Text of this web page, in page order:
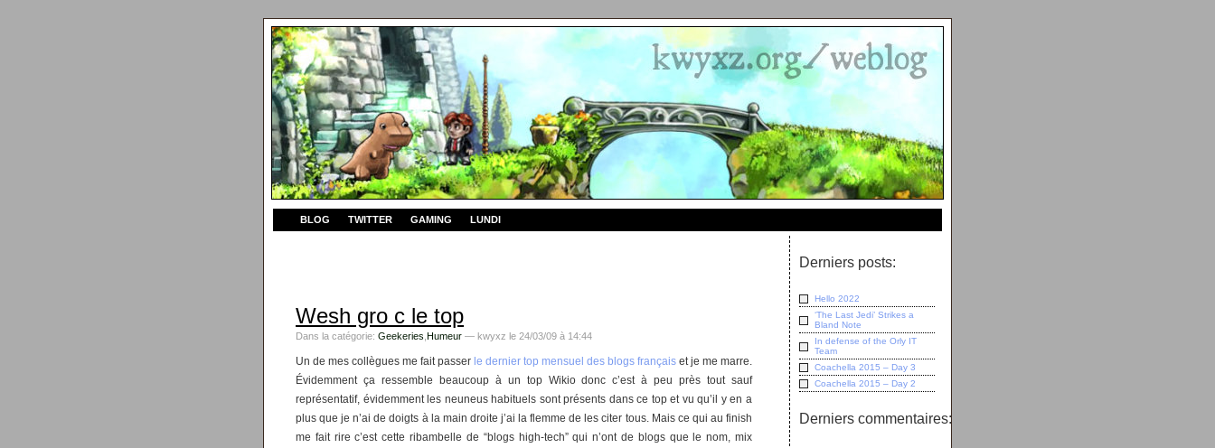
BLOG TWITTER GAMING LUNDI
Wesh gro c le top
Dans la catégorie: Geekeries Humeur — kwyxz le 24/03/09 à 14:44
Un de mes collègues me fait passer le dernier top mensuel des blogs français et je me marre.
Évidemment ça ressemble beaucoup à un top Wikio donc c’est à peu près tout sauf
représentatif, évidemment les neuneus habituels sont présents dans ce top et vu qu’il y en a
plus que je n’ai de doigts à la main droite j’ai la flemme de les citer tous. Mais ce qui au finish
me fait rire c’est cette ribambelle de “blogs high-tech” qui n’ont de blogs que le nom, mix
Derniers posts:
Hello 2022
‘The Last Jedi’ Strikes a
Bland Note
In defense of the Orly IT
Team
Coachella 2015 – Day 3
Coachella 2015 – Day 2
Derniers commentaires: